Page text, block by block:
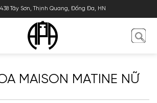
438 Tây Sơn, Thịnh Quang, Đống Đa, HN
MAISON MATINE NỮ